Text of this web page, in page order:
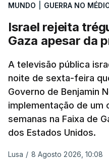
MUNDO GUERRA NO
Israel rejeita
Gaza apesar da
A televisão pública
noite de sexta-feira
Governo de Benjamin
implementação de um
semanas na Faixa de
dos Estados Unidos.
Lusa / 8 Agosto 2026, 10:08